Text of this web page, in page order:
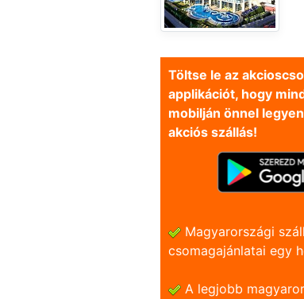
Töltse le az
applikációt, hogy
mobilján önnel
akciós szállás!
Magyarországi
csomagajánlatai egy
A legjobb